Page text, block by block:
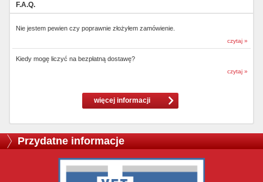
F.A.Q.
Nie jestem pewien czy poprawnie złożyłem zamówienie.
czytaj »
Kiedy mogę liczyć na bezpłatną dostawę?
czytaj »
więcej informacji
Przydatne informacje